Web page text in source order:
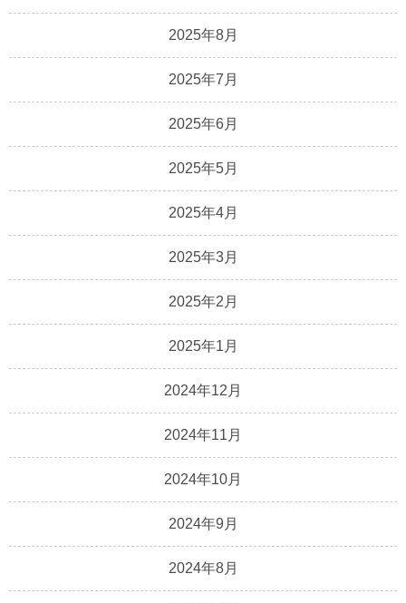
2025年8月
2025年7月
2025年6月
2025年5月
2025年4月
2025年3月
2025年2月
2025年1月
2024年12月
2024年11月
2024年10月
2024年9月
2024年8月